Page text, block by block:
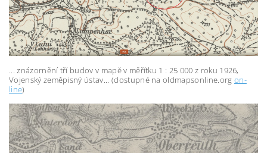
... znázornění tří budov v mapě v měřítku 1 : 25 000 z roku 1926,
Vojenský zeměpisný ústav... (dostupné na oldmapsonline.org on-
line)